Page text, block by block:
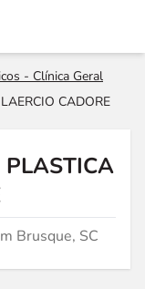
- Clínica Geral
CADORE
PLASTICA
Brusque, SC